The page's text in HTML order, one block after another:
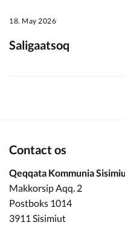
18. May 2026
Saligaatsoq
Contact os
Qeqqata Kommunia
Makkorsip Aqq. 2
Postboks 1014
3911 Sisimiut